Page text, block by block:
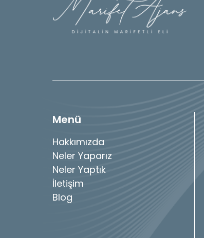
Menü
Hakkımızda
Neler Yaparız
Neler Yaptık
İletişim
Blog